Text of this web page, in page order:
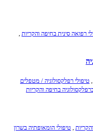
רפואה סינית בחיפה והקריות,
טיפולי רפלקסולוגיה / מטפלים
בחיפה והקריות
, טיפולי הומאופתיה בשרון